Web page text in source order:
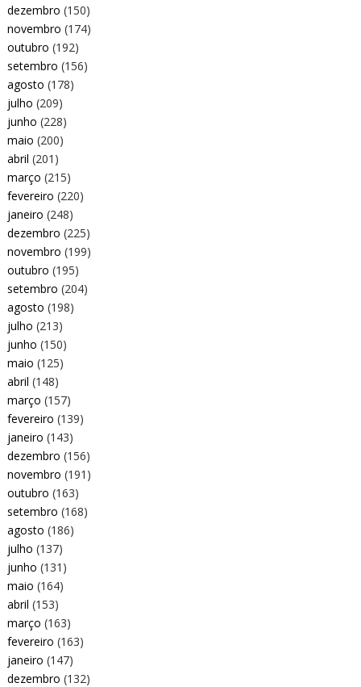
dezembro (150)
novembro (174)
outubro (192)
setembro (156)
agosto (178)
julho (209)
junho (228)
maio (200)
abril (201)
março (215)
fevereiro (220)
janeiro (248)
dezembro (225)
novembro (199)
outubro (195)
setembro (204)
agosto (198)
julho (213)
junho (150)
maio (125)
abril (148)
março (157)
fevereiro (139)
janeiro (143)
dezembro (156)
novembro (191)
outubro (163)
setembro (168)
agosto (186)
julho (137)
junho (131)
maio (164)
abril (153)
março (163)
fevereiro (163)
janeiro (147)
dezembro (132)